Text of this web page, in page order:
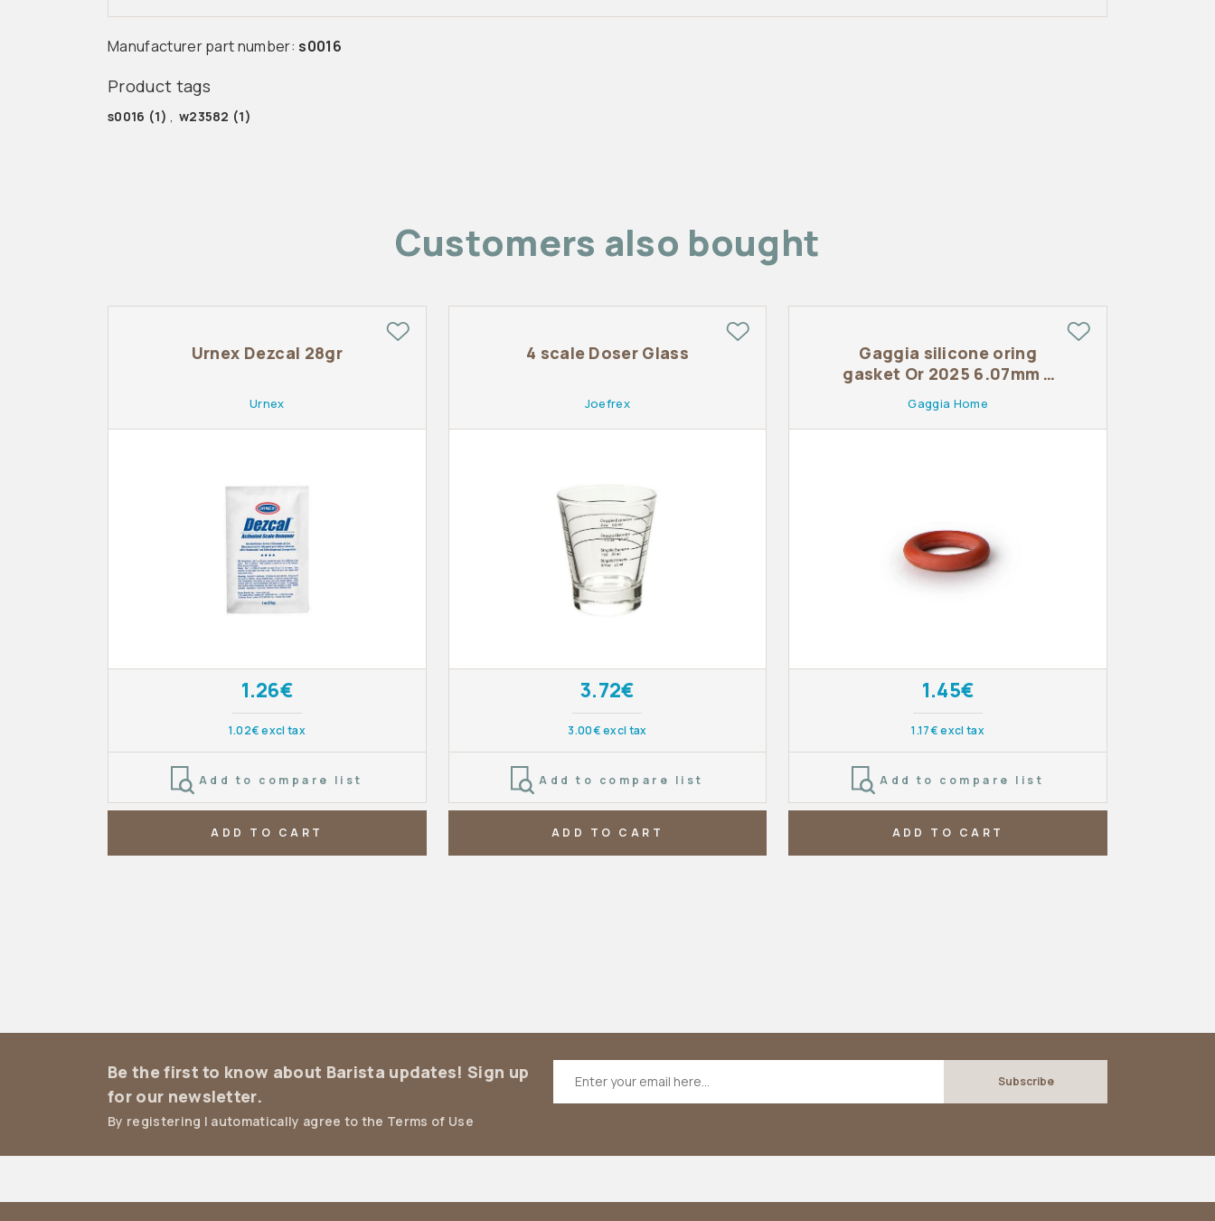
Manufacturer part number: s0016
Product tags
s0016 (1) w23582 (1)
Customers also bought
Urnex Dezcal 28gr
Urnex
1.26€
1.02€ excl tax
Add to compare list
ADD TO CART
4 scale Doser Glass
Joefrex
3.72€
3.00€ excl tax
Add to compare list
ADD TO CART
Gaggia silicone oring
gasket Or 2025 6.07mm x
Gaggia Home
1.45€
1.17€ excl tax
Add to compare list
ADD TO CART
Be the first to know about Barista updates! Sign up
for our newsletter.
By registering I automatically agree to the Terms of Use